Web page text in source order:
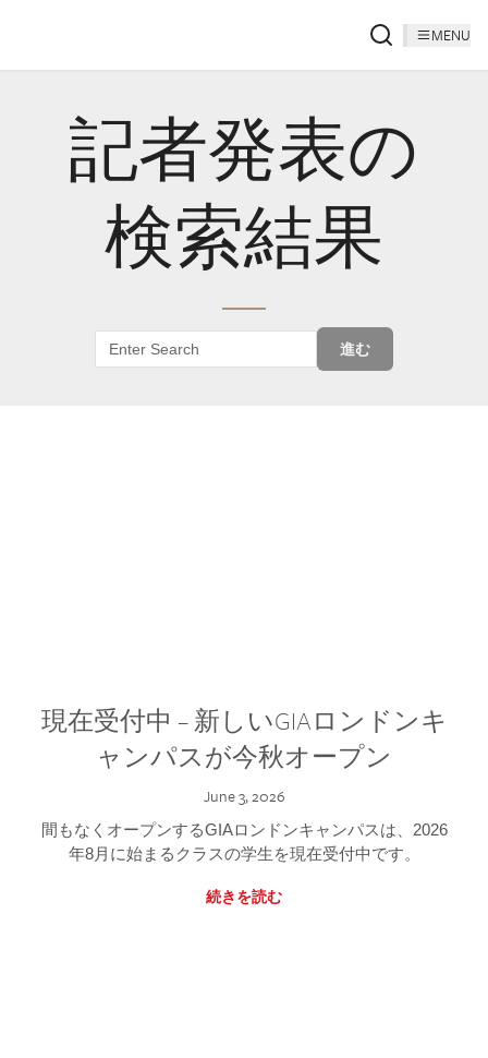
MENU
記者発表の
検索結果
進む
現在受付中 – 新しいGIAロンドンキ
ャンパスが今秋オープン
June 3, 2026
間もなくオープンするGIAロンドンキャンパスは、2026
年8月に始まるクラスの学生を現在受付中です。
続きを読む